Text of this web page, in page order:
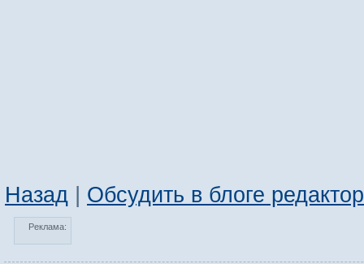
Назад | Обсудить в блоге
Реклама: